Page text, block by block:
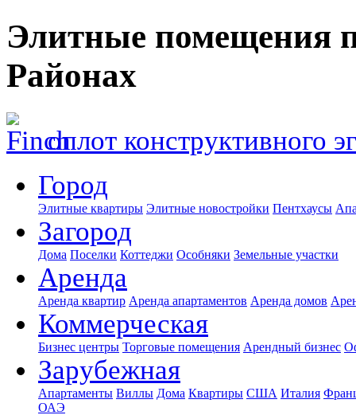
Элитные помещения
Районах
оплот конструктивного
Город
Элитные квартиры Элитные новостройки Пентхаусы
Загород
Дома Поселки Коттеджи Особняки Земельные участки
Аренда
Аренда квартир Аренда апартаментов Аренда домов
Коммерческая
Бизнес центры Торговые помещения Арендный бизнес
Зарубежная
Апартаменты Виллы Дома Квартиры США Италия
ОАЭ